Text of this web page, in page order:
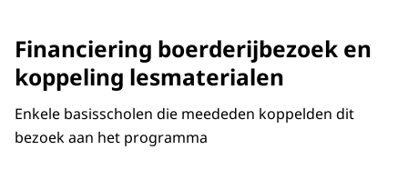
Financiering boerderijbezoek en
koppeling lesmaterialen
Enkele basisscholen die meededen koppelden dit
bezoek aan het programma